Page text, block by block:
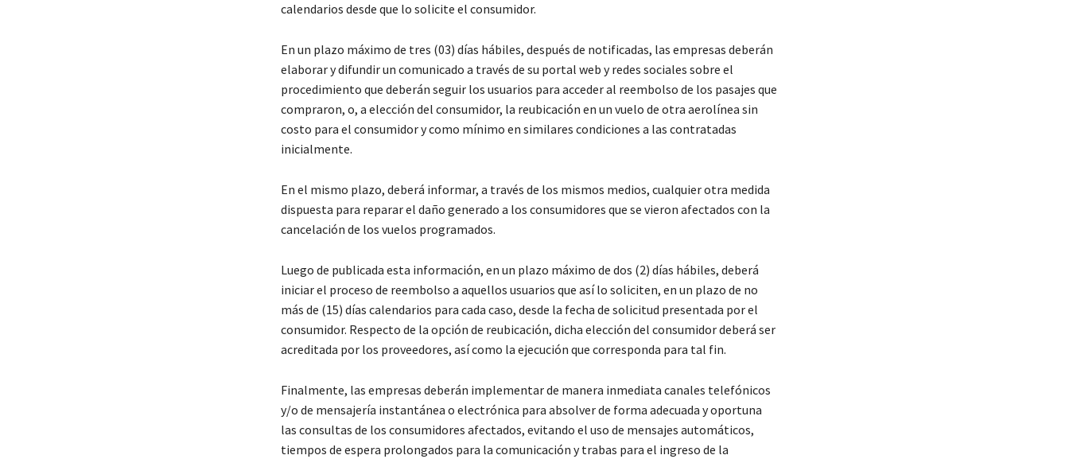
calendarios desde que lo solicite el consumidor.
En un plazo máximo de tres (03) días hábiles, después de notificadas, las empresas deberán
elaborar y difundir un comunicado a través de su portal web y redes sociales sobre el
procedimiento que deberán seguir los usuarios para acceder al reembolso de los pasajes que
compraron, o, a elección del consumidor, la reubicación en un vuelo de otra aerolínea sin
costo para el consumidor y como mínimo en similares condiciones a las contratadas
inicialmente.
En el mismo plazo, deberá informar, a través de los mismos medios, cualquier otra medida
dispuesta para reparar el daño generado a los consumidores que se vieron afectados con la
cancelación de los vuelos programados.
Luego de publicada esta información, en un plazo máximo de dos (2) días hábiles, deberá
iniciar el proceso de reembolso a aquellos usuarios que así lo soliciten, en un plazo de no
más de (15) días calendarios para cada caso, desde la fecha de solicitud presentada por el
consumidor. Respecto de la opción de reubicación, dicha elección del consumidor deberá ser
acreditada por los proveedores, así como la ejecución que corresponda para tal fin.
Finalmente, las empresas deberán implementar de manera inmediata canales telefónicos
y/o de mensajería instantánea o electrónica para absolver de forma adecuada y oportuna
las consultas de los consumidores afectados, evitando el uso de mensajes automáticos,
tiempos de espera prolongados para la comunicación y trabas para el ingreso de la